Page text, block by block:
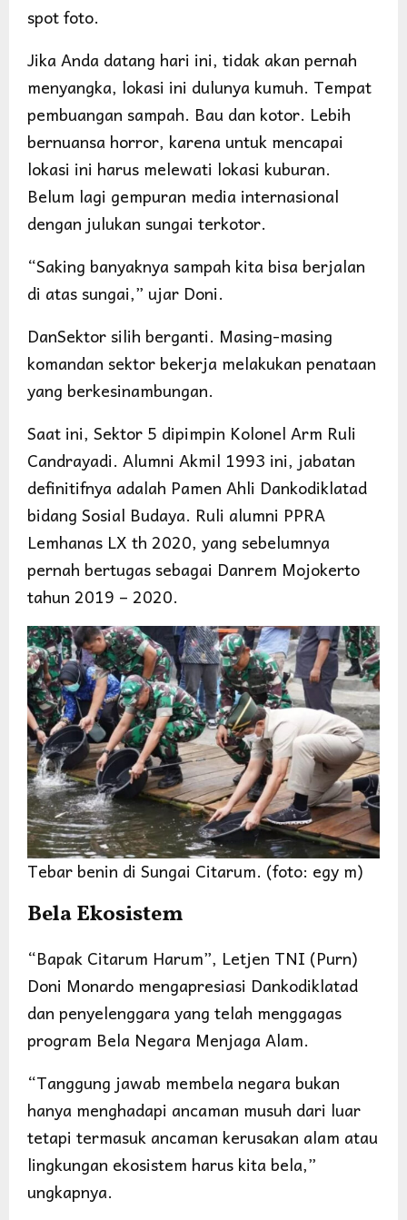
spot foto.
Jika Anda datang hari ini, tidak akan pernah
menyangka, lokasi ini dulunya kumuh. Tempat
pembuangan sampah. Bau dan kotor. Lebih
bernuansa horror, karena untuk mencapai
lokasi ini harus melewati lokasi kuburan.
Belum lagi gempuran media internasional
dengan julukan sungai terkotor.
“Saking banyaknya sampah kita bisa berjalan
di atas sungai,” ujar Doni.
DanSektor silih berganti. Masing-masing
komandan sektor bekerja melakukan penataan
yang berkesinambungan.
Saat ini, Sektor 5 dipimpin Kolonel Arm Ruli
Candrayadi. Alumni Akmil 1993 ini, jabatan
definitifnya adalah Pamen Ahli Dankodiklatad
bidang Sosial Budaya. Ruli alumni PPRA
Lemhanas LX th 2020, yang sebelumnya
pernah bertugas sebagai Danrem Mojokerto
tahun 2019 – 2020.
Tebar benin di Sungai Citarum. (foto: egy m)
Bela Ekosistem
“Bapak Citarum Harum”, Letjen TNI (Purn)
Doni Monardo mengapresiasi Dankodiklatad
dan penyelenggara yang telah menggagas
program Bela Negara Menjaga Alam.
“Tanggung jawab membela negara bukan
hanya menghadapi ancaman musuh dari luar
tetapi termasuk ancaman kerusakan alam atau
lingkungan ekosistem harus kita bela,”
ungkapnya.